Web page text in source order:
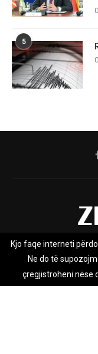
5
Rreth nesh
Zhurnal.mk është
Kjo faqe interneti
Ne do të
çregjistroheni nëse